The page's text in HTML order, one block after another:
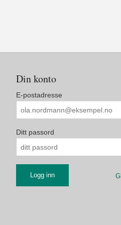
Din konto
E-postadresse
Ditt passord